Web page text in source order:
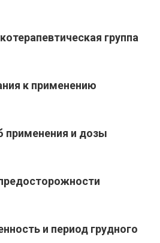
группа
к применению
применения и дозы
и период грудного